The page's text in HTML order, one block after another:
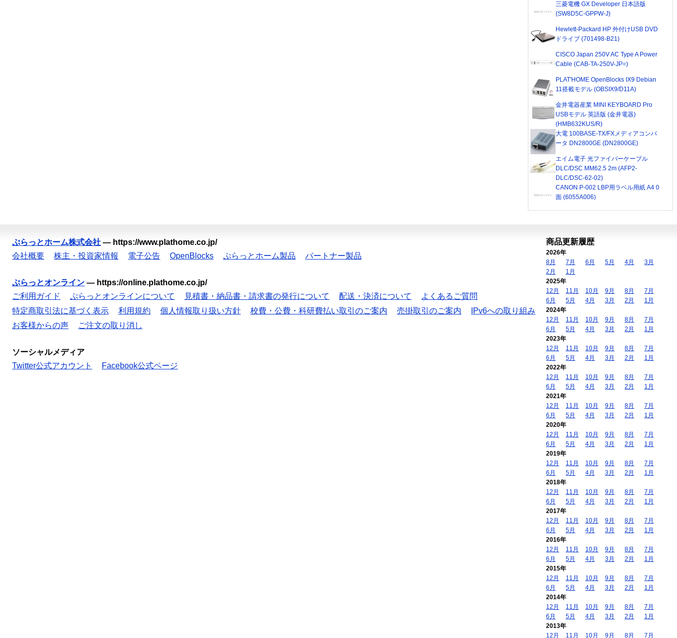
三菱電機 GX Developer 日本語版
(SW8D5C-GPPW-J)
Hewlett-Packard HP 外付けUSB DVD
ドライブ (701498-B21)
CISCO Japan 250V AC Type A Power
Cable (CAB-TA-250V-JP=)
PLAT'HOME OpenBlocks IX9 Debian
11搭載モデル (OBSIX9/D11A)
金井電器産業 MINI KEYBOARD Pro
USBモデル 英語版 (金井電器)
(HMB632KUS/R)
大電 100BASE-TX/FXメディアコンバ
ータ DN2800GE (DN2800GE)
エイム電子 光ファイバーケーブル
DLC/DSC MM62.5 2m (AFP2-
DLC/DSC-62-02)
CANON P-002 LBP用ラベル用紙 A4 0
面 (6055A006)
ぷらっとホーム株式会社 — https://www.plathome.co.jp/
会社概要
株主・投資家情報 電子公告 OpenBlocks ぷらっとホーム製品 パートナー製品
ぷらっとオンライン — https://online.plathome.co.jp/
ご利用ガイド
ぷらっとオンラインについて 見積書・納品書・請求書の発行について 配送・決済について
よくあるご質問
特定商取引法に基づく表示
利用規約 個人情報取り扱い方針 校費・公費・科研費払い取引のご案内 売掛取引のご案内
IPv6への取り組み
お客様からの声
ご注文の取り消し
ソーシャルメディア
Twitter公式アカウント
Facebook公式ページ
商品更新履歴
2026年
8月
7月 6月 5月 4月
3月
2月
1月
2025年
12月
11月 10月 9月 8月
7月
6月
5月 4月 3月 2月
1月
2024年
12月
11月 10月 9月 8月
7月
6月
5月 4月 3月 2月
1月
2023年
12月
11月 10月 9月 8月
7月
6月
5月 4月 3月 2月
1月
2022年
12月
11月 10月 9月 8月
7月
6月
5月 4月 3月 2月
1月
2021年
12月
11月 10月 9月 8月
7月
6月
5月 4月 3月 2月
1月
2020年
12月
11月 10月 9月 8月
7月
6月
5月 4月 3月 2月
1月
2019年
12月
11月 10月 9月 8月
7月
6月
5月 4月 3月 2月
1月
2018年
12月
11月 10月 9月 8月
7月
6月
5月 4月 3月 2月
1月
2017年
12月
11月 10月 9月 8月
7月
6月
5月 4月 3月 2月
1月
2016年
12月
11月 10月 9月 8月
7月
6月
5月 4月 3月 2月
1月
2015年
12月
11月 10月 9月 8月
7月
6月
5月 4月 3月 2月
1月
2014年
12月
11月 10月 9月 8月
7月
6月
5月 4月 3月 2月
1月
2013年
12月
11月 10月 9月 8月 7月